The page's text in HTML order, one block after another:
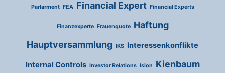
Parlarment FEA Financial Expert Financial Experts
Finanzexperte Frauenquote Haftung
Hauptversammlung IKS Interessenkonflikte
Internal Controls Investor Relations Ision Kienbaum